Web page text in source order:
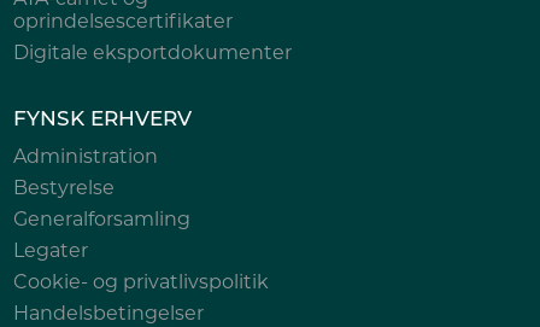
oprindelsescertifikater
Digitale eksportdokumenter
FYNSK ERHVERV
Administration
Bestyrelse
Generalforsamling
Legater
Cookie- og privatlivspolitik
Handelsbetingelser